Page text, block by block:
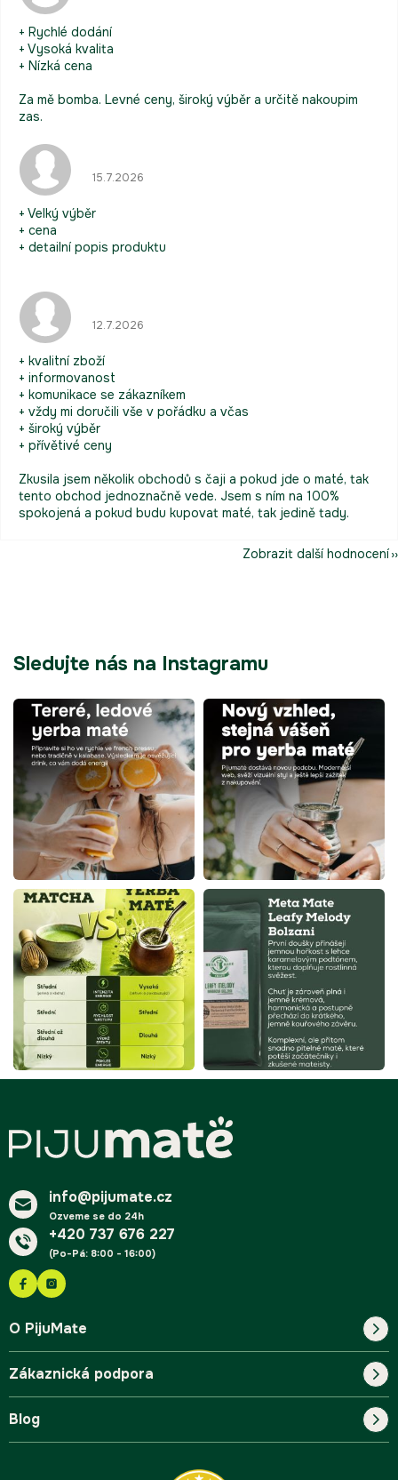
+ Rychlé dodání
+ Vysoká kvalita
+ Nízká cena
Za mě bomba. Levné ceny, široký výběr a určitě nakoupim
zas.
15.7.2026
+ Velký výběr
+ cena
+ detailní popis produktu
12.7.2026
+ kvalitní zboží
+ informovanost
+ komunikace se zákazníkem
+ vždy mi doručili vše v pořádku a včas
+ široký výběr
+ přívětivé ceny
Zkusila jsem několik obchodů s čaji a pokud jde o maté, tak
tento obchod jednoznačně vede. Jsem s ním na 100%
spokojená a pokud budu kupovat maté, tak jedině tady.
Zobrazit další hodnocení
Sledujte nás na Instagramu
p
info@pijumate.cz
Ozveme se do 24h
+420 737 676 227
(Po-Pá: 8:00 - 16:00)
O PijuMate
Náš příběh
Zákaznická podpora
Kontakt
Blog